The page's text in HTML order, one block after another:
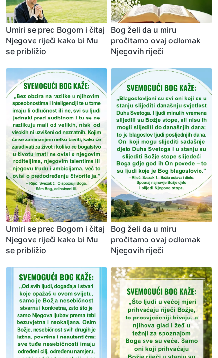
Umiri se pred Bogom i čitaj
Njegove riječi kako bi Mu
se približio
Bog želi da u miru
pročitamo ovaj odlomak
Njegovih riječi
Umiri se pred Bogom i čitaj
Njegove riječi kako bi Mu
se približio
Bog želi da u miru
pročitamo ovaj odlomak
Njegovih riječi